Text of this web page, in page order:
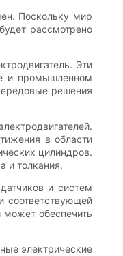
Поскольку мир
рассмотрено
Эти
и промышленном
решения
в области
цилиндров.
и толкания.
и систем
соответствующей
может обеспечить
электрические